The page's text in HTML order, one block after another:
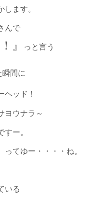
します。
んで
』 っと言う
瞬間に
ヘッド！
ヨウナラ～
ー。
ってゆー・・・・ね。
いる